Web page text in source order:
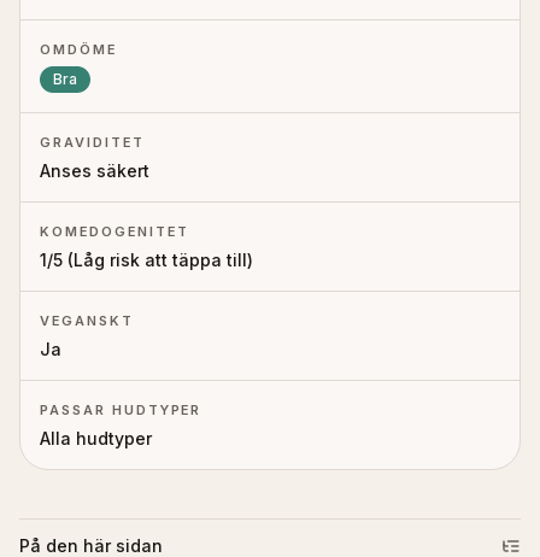
OMDÖME
Bra
GRAVIDITET
Anses säkert
KOMEDOGENITET
1/5 (Låg risk att täppa till)
VEGANSKT
Ja
PASSAR HUDTYPER
Alla hudtyper
På den här sidan